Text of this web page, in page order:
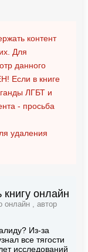
контент
Для
данного
Если в книге
ЛГБТ и
- просьба
удаления
онлайн
онлайн , автор
Из-за
все тягости
исследований